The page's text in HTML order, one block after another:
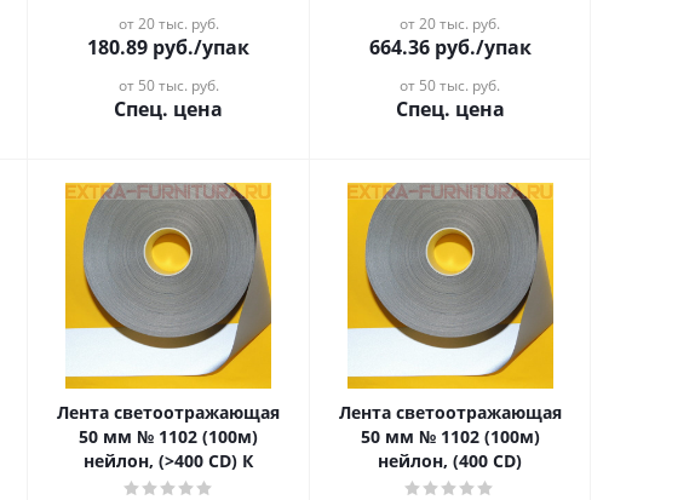
от 20 тыс. руб.
180.89 руб./упак
от 50 тыс. руб.
Спец. цена
от 20 тыс. руб.
664.36руб./упак
от 50 тыс. руб.
Спец. цена
Лента светоотражающая
50 мм № 1102 (100м)
нейлон, (>400 CD) К
Лента светоотражающая
50 мм № 1102 (100м)
нейлон, (400 CD)